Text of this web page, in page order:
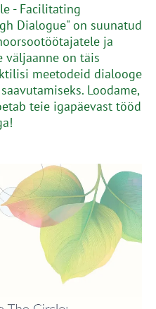
- Facilitating
Dialogue" on suunatud
ja
väljaanne on täis
meetodeid dialooge
Loodame,
teie igapäevast tööd